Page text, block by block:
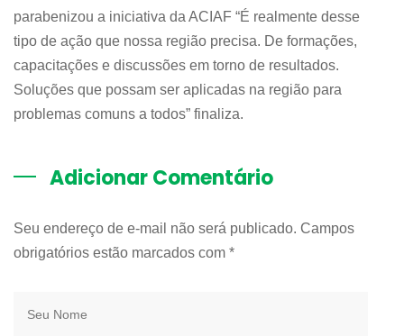
parabenizou a iniciativa da ACIAF “É realmente desse
tipo de ação que nossa região precisa. De formações,
capacitações e discussões em torno de resultados.
Soluções que possam ser aplicadas na região para
problemas comuns a todos” finaliza.
Adicionar Comentário
Seu endereço de e-mail não será publicado. Campos
obrigatórios estão marcados com *